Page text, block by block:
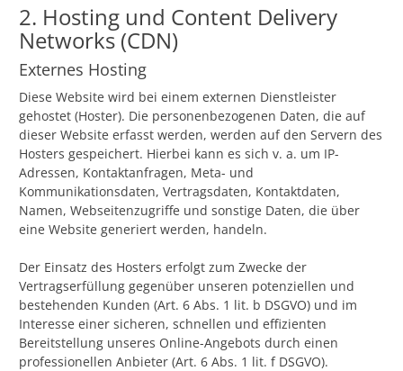
2. Hosting und Content Delivery
Networks (CDN)
Externes Hosting
Diese Website wird bei einem externen Dienstleister
gehostet (Hoster). Die personenbezogenen Daten, die auf
dieser Website erfasst werden, werden auf den Servern des
Hosters gespeichert. Hierbei kann es sich v. a. um IP-
Adressen, Kontaktanfragen, Meta- und
Kommunikationsdaten, Vertragsdaten, Kontaktdaten,
Namen, Webseitenzugriffe und sonstige Daten, die über
eine Website generiert werden, handeln.
Der Einsatz des Hosters erfolgt zum Zwecke der
Vertragserfüllung gegenüber unseren potenziellen und
bestehenden Kunden (Art. 6 Abs. 1 lit. b DSGVO) und im
Interesse einer sicheren, schnellen und effizienten
Bereitstellung unseres Online-Angebots durch einen
professionellen Anbieter (Art. 6 Abs. 1 lit. f DSGVO).